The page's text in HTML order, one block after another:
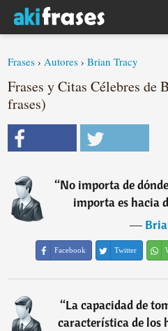
Frases ›Autores ›Brian Tracy
Frases y Citas Célebres de
frases)
“No importa de
importa es hacia
―
Facebook Twitter
“La capacidad de
característica de los